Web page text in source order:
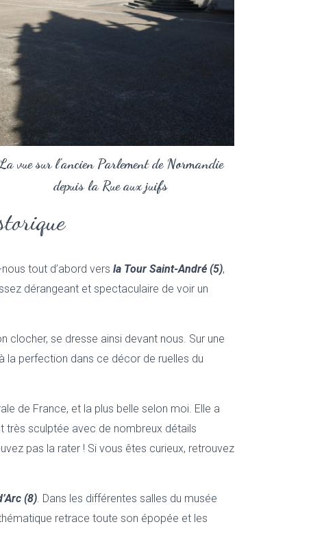
vue sur l'ancien Parlement de Normandie
depuis la Rue aux juifs
tout d’abord vers la Tour Saint-André (5),
dérangeant et spectaculaire de voir un
clocher, se dresse ainsi devant nous. Sur une
la perfection dans ce décor de ruelles du
de France, et la plus belle selon moi. Elle a
très sculptée avec de nombreux détails
pas la rater ! Si vous êtes curieux, retrouvez
(8). Dans les différentes salles du musée
retrace toute son épopée et les